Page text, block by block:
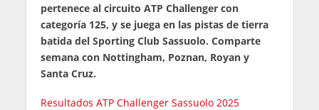
pertenece al circuito ATP Challenger con
categoría 125, y se juega en las pistas de tierra
batida del Sporting Club Sassuolo. Comparte
semana con Nottingham, Poznan, Royan y
Santa Cruz.
Resultados ATP Challenger Sassuolo 2025